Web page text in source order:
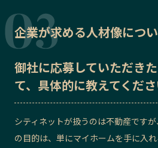
企業が求める人材像につ
御社に応募していただき
て、具体的に教えてくださ
シティネットが扱うのは不動産です
の目的は、単にマイホームを手に入